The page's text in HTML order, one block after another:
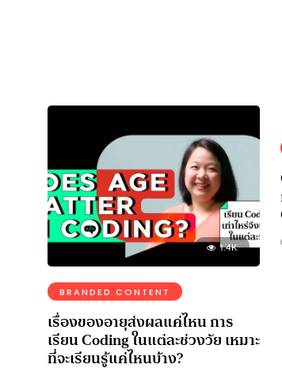
1.4K
BRANDED CONTENT
เรื่องของอายุส่งผลแค่ไหน การ
เรียน Coding ในแต่ละช่วงวัย เหมาะ
ที่จะเรียนรู้แค่ไหนบ้าง?